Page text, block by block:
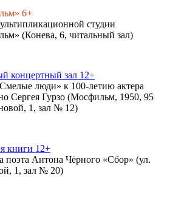
6+
студии
(Конева, 6, читальный зал)
концертный зал 12+
люди» к 100-летию актера
Сергея Гурзо (Мосфильм, 1950, 95
1, зал № 12)
книги 12+
поэта Антона Чёрного «Сбор» (ул.
1, зал № 20)